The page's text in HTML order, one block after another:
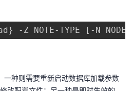
-Z NOTE-TYPE [-N
一种则需要重新启动数据库加载参数